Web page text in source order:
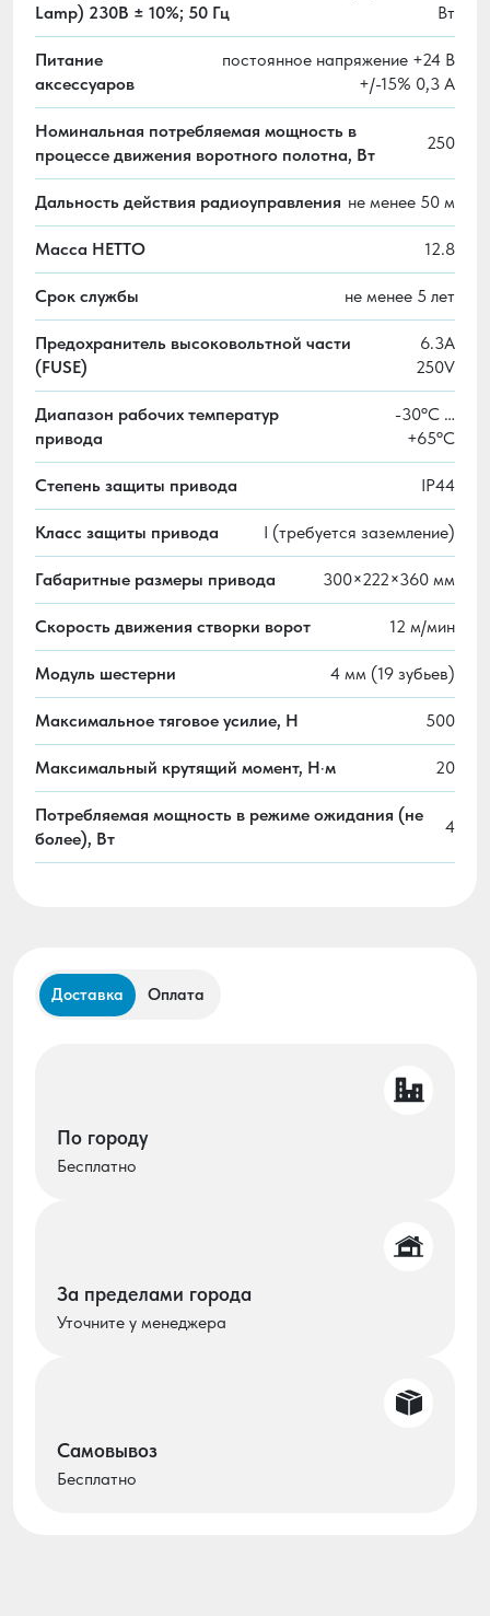
Lamp) 230B ± 10%; 50 Гц
Вт
Питание
аксессуаров
постоянное напряжение +24 В
+/-15% 0,3 А
Номинальная потребляемая мощность в
процессе движения воротного полотна, Вт
250
Дальность действия радиоуправления не менее 50 м
Масса НЕТТО 12.8
Срок службы не менее 5 лет
Предохранитель высоковольтной части
(FUSE)
6.3A
250V
Диапазон рабочих температур
привода
-30ºС …
+65ºС
Степень защиты привода IP44
Класс защиты привода I (требуется заземление)
Габаритные размеры привода 300×222×360 мм
Скорость движения створки ворот 12 м/мин
Модуль шестерни 4 мм (19 зубьев)
Максимальное тяговое усилие, H 500
Максимальный крутящий момент, Н·м 20
Потребляемая мощность в режиме ожидания (не
более), Вт
4
Доставка Оплата
По городу
Бесплатно
За пределами города
Уточните у менеджера
Самовывоз
Бесплатно